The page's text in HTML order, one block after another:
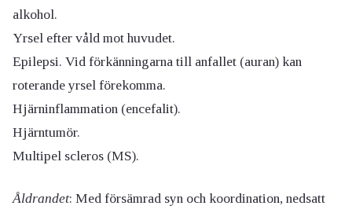
alkohol.
Yrsel efter våld mot huvudet.
Epilepsi. Vid förkänningarna till anfallet (auran) kan
roterande yrsel förekomma.
Hjärninflammation (encefalit).
Hjärntumör.
Multipel scleros (MS).
Åldrandet: Med försämrad syn och koordination, nedsatt